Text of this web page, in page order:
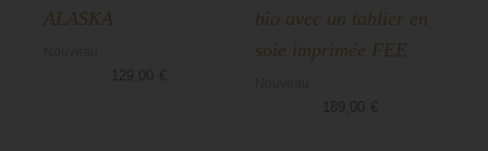
ALASKA
129,00
bio avec un tablier en
soie imprimée FEE